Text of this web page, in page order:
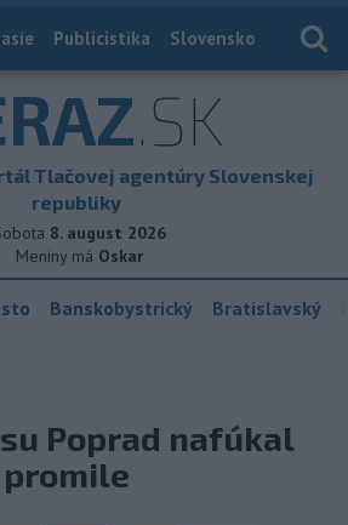
Publicistika Slovensko
.SK
Tlačovej agentúry Slovenskej
republiky
8. august 2026
Meniny má Oskar
Banskobystrický Bratislavský
Poprad nafúkal